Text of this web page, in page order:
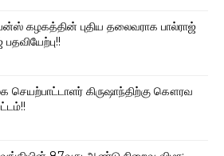
கழகத்தின் புதிய தலைவராக பால்ராஜ்
செயற்பாட்டாளர் கிருஷாந்திற்கு கௌரவ